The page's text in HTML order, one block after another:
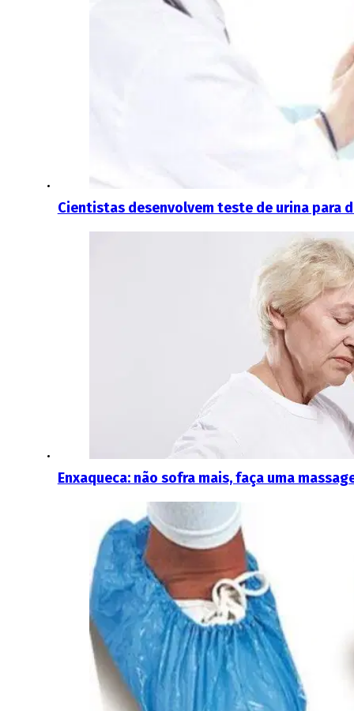
Cientistas desenvolvem teste de urina para
Enxaqueca: não sofra mais, faça uma